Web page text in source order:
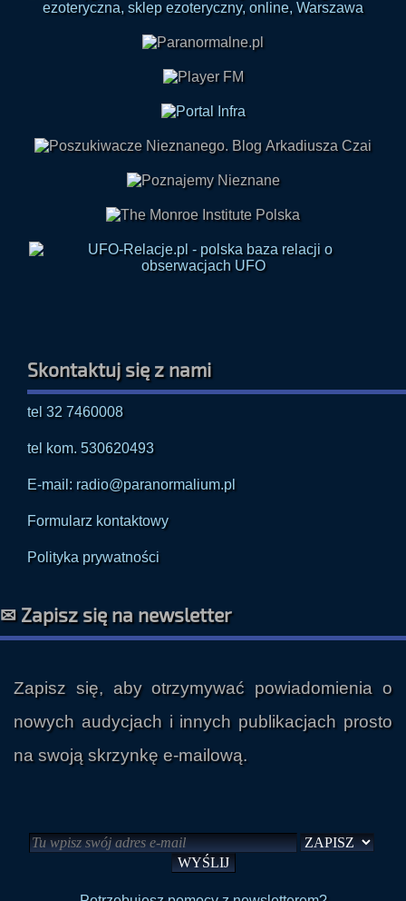
Skontaktuj się z nami
tel 32 7460008
tel kom. 530620493
E-mail: radio@paranormalium.pl
Formularz kontaktowy
Polityka prywatności
✉ Zapisz się na newsletter
Zapisz się, aby otrzymywać powiadomienia o
nowych audycjach i innych publikacjach prosto
na swoją skrzynkę e-mailową.